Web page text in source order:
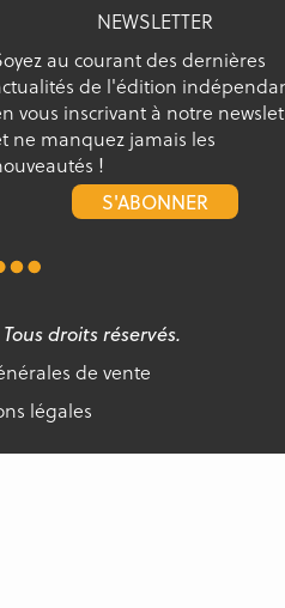
NEWSLETTER
au courant des dernières
de l'édition
vous inscrivant à notre
ne manquez jamais les
!
S'ABONNER
droits réservés.
de vente
légales